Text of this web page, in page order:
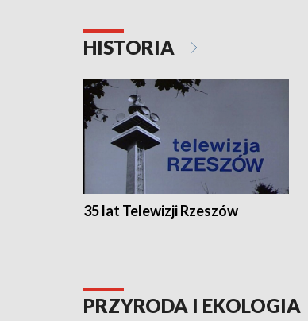
HISTORIA
35 lat Telewizji Rzeszów
PRZYRODA I EKOLOGIA